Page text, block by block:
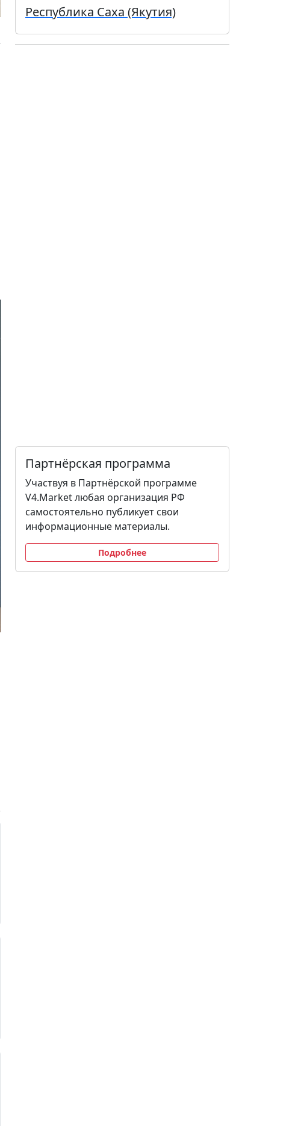
Республика Саха (Якутия)
Партнёрская программа
Участвуя в Партнёрской программе
V4.Market любая организация РФ
самостоятельно публикует свои
информационные материалы.
Подробнее